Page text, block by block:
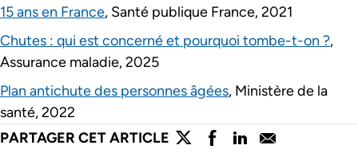
15 ans en France, Santé publique France, 2021
Chutes : qui est concerné et pourquoi tombe-t-on ?,
Assurance maladie, 2025
Plan antichute des personnes âgées, Ministère de la
santé, 2022
PARTAGER CET ARTICLE
Partager l'article sur twitter
lien externe
Partager l'article sur facebook
lien externe
Partager l'article sur
lien externe
Partager l'article
lien externe